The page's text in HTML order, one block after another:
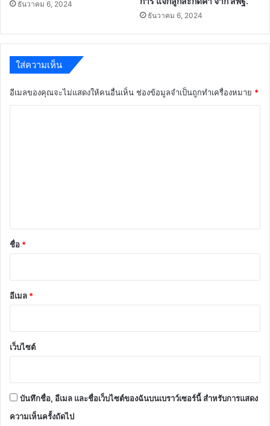
ธันวาคม 6, 2024
ธันวาคม 6, 2024
ใส่ความเห็น
อีเมลของคุณจะไม่แสดงให้คนอื่นเห็น ช่องข้อมูลจำเป็นถูกทำเครื่องหมาย *
*
ชื่อ *
อีเมล *
เว็บไซต์
บันทึกชื่อ, อีเมล และชื่อเว็บไซต์ของฉันบนเบราว์เซอร์นี้ สำหรับการแสดง
ความเห็นครั้งถัดไป